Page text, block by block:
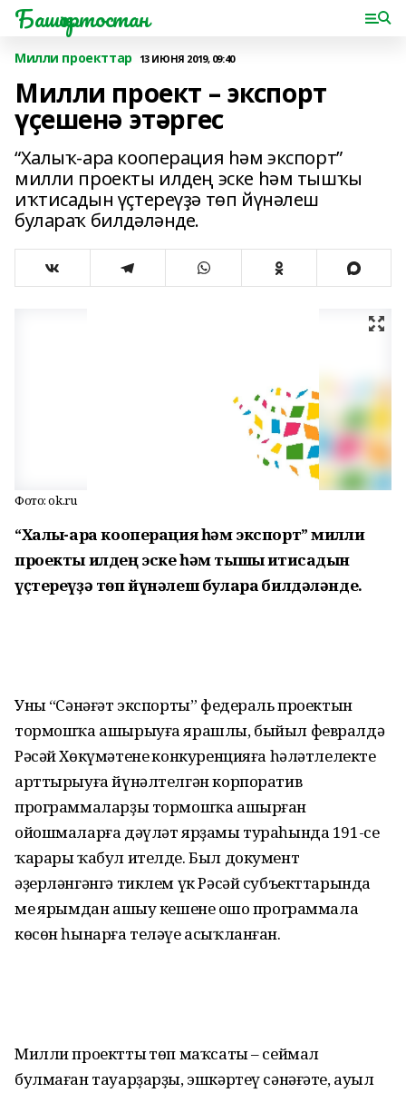
Башҡортостан
Милли проекттар 13 ИЮНЯ 2019, 09:40
Милли проект – экспорт
үҫешенә этәргес
“Халыҡ-ара кооперация һәм экспорт”
милли проекты илдең эске һәм тышҡы
иҡтисадын үҫтереүҙә төп йүнәлеш
булараҡ билдәләнде.
Фото: ok.ru
“Халыҡ-ара кооперация һәм экспорт” милли
проекты илдең эске һәм тышҡы иҡтисадын
үҫтереүҙә төп йүнәлеш булараҡ билдәләнде.
Уның “Сәнәғәт экспорты” федераль проектын
тормошҡа ашырыуға ярашлы, быйыл февралдә
Рәсәй Хөкүмәтенең конкуренцияға һәләтлелекте
арттырыуға йүнәлтелгән корпоратив
программаларҙы тормошҡа ашырған
ойошмаларға дәүләт ярҙамы тураһында 191-се
ҡарары ҡабул ителде. Был документ
әҙерләнгәнгә тиклем үк Рәсәй субъекттарында
мең ярымдан ашыу кешенең ошо программала
көсөн һынарға теләүе асыҡланған.
Милли проекттың төп маҡсаты – сеймал
булмаған тауарҙарҙы, эшкәртеү сәнәғәте, ауыл